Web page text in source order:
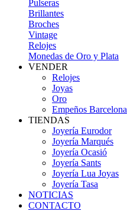
Pulseras
Brillantes
Broches
Vintage
Relojes
Monedas de Oro y Plata
VENDER
Relojes
Joyas
Oro
Empeños Barcelona
TIENDAS
Joyería Eurodor
Joyería Marqués
Joyería Ocasió
Joyería Sants
Joyería Lua Joyas
Joyería Tasa
NOTICIAS
CONTACTO